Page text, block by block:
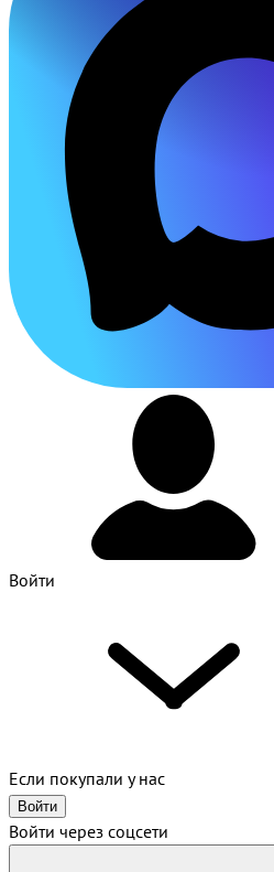
Войти
Если покупали у нас
Войти
Войти через соцсети